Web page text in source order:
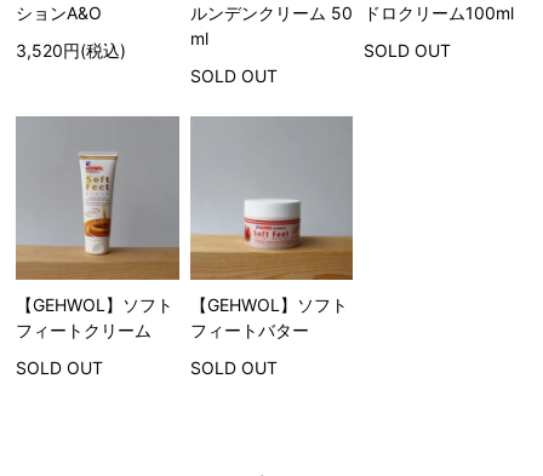
ションA&O
3,520円(税込)
ルンデンクリーム 50
ml
SOLD OUT
ドロクリーム100ml
SOLD OUT
【GEHWOL】ソフト
フィートクリーム
SOLD OUT
【GEHWOL】ソフト
フィートバター
SOLD OUT